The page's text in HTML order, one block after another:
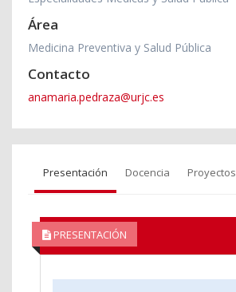
Área
Medicina Preventiva y Salud Pública
Contacto
anamaria.pedraza@urjc.es
Presentación Docencia Proyectos
PRESENTACIÓN